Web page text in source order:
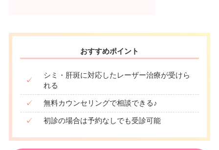
おすすめポイント
✓
シミ・肝斑に対応したレーザー治療が受けら
れる
✓ 無料カウンセリングで相談できる♪
✓ 初診の場合は予約なしでも受診可能